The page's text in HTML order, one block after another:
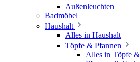
Außenleuchten
Badmöbel
Haushalt
Alles in Haushalt
Töpfe & Pfannen
Alles in Töpfe